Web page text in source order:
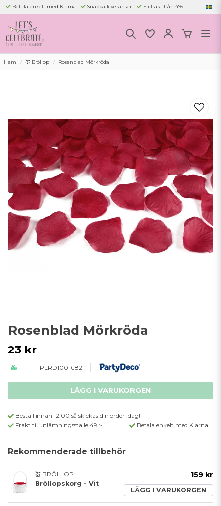
Betala enkelt med Klarna Snabba leveranser Fri frakt från 499
Hem 💒 Bröllop Rosenblad Mörkröda
Rosenblad Mörkröda
23 kr
11PLRD100-082
LÄGG I VARUKORGEN
Beställ innan 12.00 så skickas din order idag!
Frakt till utlämningsställe 49 :-
Betala enkelt med Klarna
Rekommenderade tillbehör
💒 BRÖLLOP
Bröllopskorg - Vit
159 kr
LÄGG I VARUKORGEN